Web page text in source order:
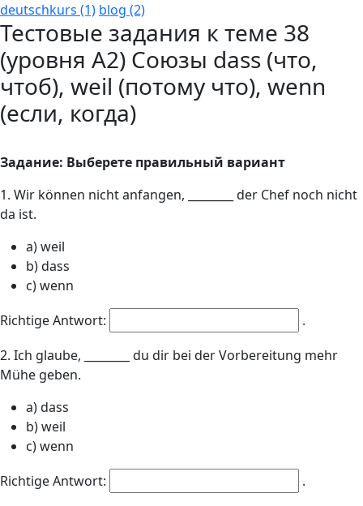
deutschkurs (1) blog (2)
Тестовые задания к теме 38
(уровня А2) Союзы dass (что,
чтоб), weil (потому что), wenn
(если, когда)
Задание: Выберете правильный вариант
1. Wir können nicht anfangen, ________ der Chef noch nicht
da ist.
a) weil
b) dass
c) wenn
Richtige Antwort:
.
2. Ich glaube, ________ du dir bei der Vorbereitung mehr
Mühe geben.
a) dass
b) weil
c) wenn
Richtige Antwort:
.